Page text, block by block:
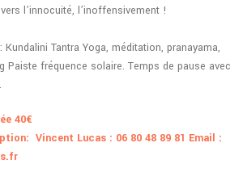
l’innocuité, l’inoffensivement !
Tantra Yoga, méditation, pranayama,
Paiste fréquence solaire. Temps de pause avec
40€
Vincent Lucas : 06 80 48 89 81 Email :